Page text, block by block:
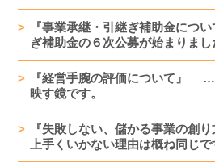
『事業承継・引継ぎ補助金につ
ぎ補助金の６次公募が始まりまし
『経営手腕の評価について』
映す鏡です。
『失敗しない、儲かる事業の創
上手くいかない理由は概ね同じで